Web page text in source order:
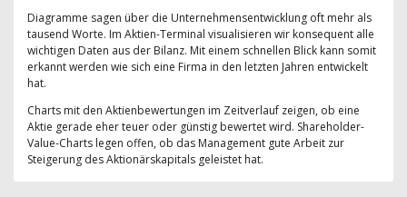
Diagramme sagen über die Unternehmensentwicklung oft mehr als
tausend Worte. Im Aktien-Terminal visualisieren wir konsequent alle
wichtigen Daten aus der Bilanz. Mit einem schnellen Blick kann somit
erkannt werden wie sich eine Firma in den letzten Jahren entwickelt
hat.
Charts mit den Aktienbewertungen im Zeitverlauf zeigen, ob eine
Aktie gerade eher teuer oder günstig bewertet wird. Shareholder-
Value-Charts legen offen, ob das Management gute Arbeit zur
Steigerung des Aktionärskapitals geleistet hat.